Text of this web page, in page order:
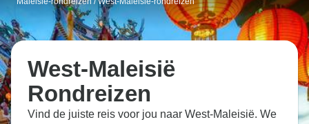
West-Maleisië
Rondreizen
Vind de juiste reis voor jou naar West-Maleisië. We